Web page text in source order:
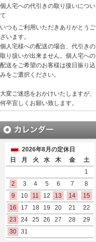
個人宅への代引きの取り扱いについ
て
いつもご利用いただきありがとうご
ざいます。
個人宅様への配送の場合、代引きの
取り扱いが出来ません。個人宅への
配送をご希望のお客様は後日振り込
みをご選択ください。
大変ご迷惑をおかけいたしますが、
何卒宜しくお願い致します。
2026年8月の定休日
日
月 火 水 木 金
土
1
2
3 4 5 6 7
8
9
10 11 12 13 14
15
16
17 18 19 20 21
22
23
24 25 26 27 28
29
30
31